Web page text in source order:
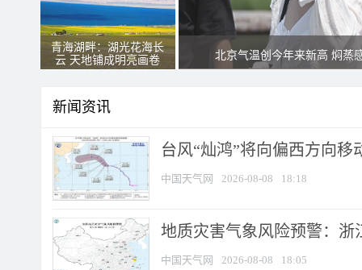
青海湖畔：湖光花海长
云 天地铺成明亮画卷
北京气温创今年来新高 焖蒸
新闻资讯
台风“灿鸿”将向偏西方向移
中国天气网 2026-08-08 18:18
地质灾害气象风险预警：
中国天气网 2026-08-08 18:05